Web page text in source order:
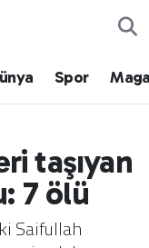
Spor
taşıyan
7 ölü
Saifullah